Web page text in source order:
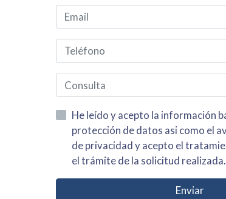
He leído y acepto la información básica sobre
protección de datos asi como el aviso legal y la política
de privacidad y acepto el tratamiento de mis datos para
el trámite de la solicitud realizada.
Enviar